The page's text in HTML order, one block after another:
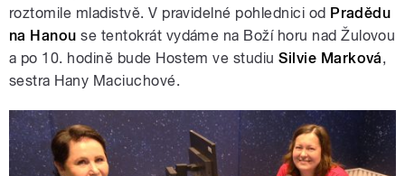
roztomile mladistvě. V pravidelné pohlednici od Pradědu
na Hanou se tentokrát vydáme na Boží horu nad Žulovou
a po 10. hodině bude Hostem ve studiuSilvie Marková,
sestra Hany Maciuchové.